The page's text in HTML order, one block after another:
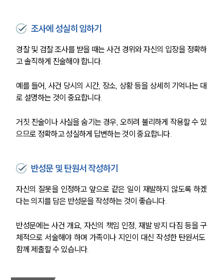
조사에 성실히 임하기
경찰 및 검찰 조사를 받을 때는 사건 경위와 자신의 입장을 정확하
고 솔직하게 진술해야 합니다.
예를 들어, 사건 당시의 시간, 장소, 상황 등을 상세히 기억나는 대
로 설명하는 것이 중요합니다.
거짓 진술이나 사실을 숨기는 경우, 오히려 불리하게 작용할 수 있
으므로 정확하고 성실하게 답변하는 것이 중요합니다.
반성문 및 탄원서 작성하기
자신의 잘못을 인정하고 앞으로 같은 일이 재발하지 않도록 하겠
다는 의지를 담은 반성문을 작성하는 것이 좋습니다.
반성문에는 사건 개요, 자신의 책임 인정, 재발 방지 다짐 등을 구
체적으로 서술해야 하며 가족이나 지인이 대신 작성한 탄원서도
함께 제출할 수 있습니다.